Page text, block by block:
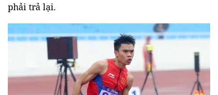
phải trả lại.